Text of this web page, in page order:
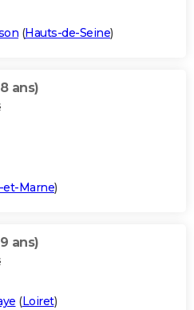
(Hauts-de-Seine)
ans)
et-Marne)
ans)
(Loiret)